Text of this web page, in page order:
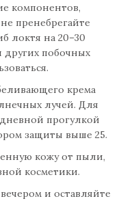
компонентов,
пренебрегайте
локтя на 20–30
побочных
крема
лучей. Для
прогулкой
защиты выше 25.
кожу от пыли,
косметики.
и оставляйте